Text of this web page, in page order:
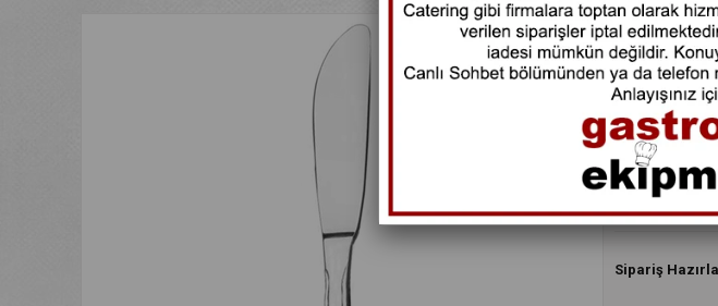
Gastronomy
Marka : NARİN
KDV Dahil
₺386,78 `den